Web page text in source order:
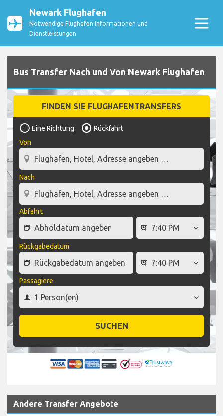
Newark Flughafen
Notwendige Flughafen Informationen und
Dienstleistungen
Bus Transfer Nach und Von Newark Flughafen
FINDEN SIE FLUGHAFENTRANSFERS
Eine Richtung
Rückfahrt
Von
Nach
Abfahrt
Rückgabedatum
Passagiere
SUCHEN
Andere Transfer Angebote